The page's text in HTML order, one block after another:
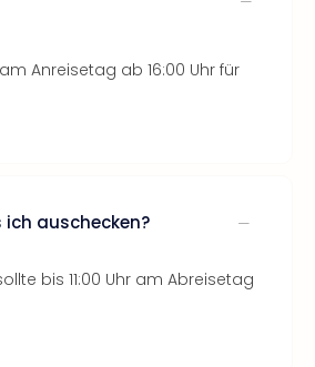
Anreisetag ab 16:00 Uhr für
ich auschecken?
bis 11:00 Uhr am Abreisetag